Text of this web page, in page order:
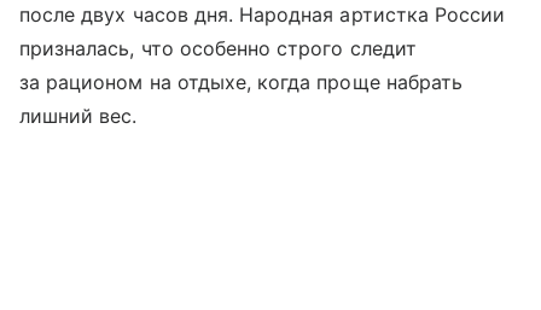
после двух часов дня. Народная артистка России
призналась, что особенно строго следит
за рационом на отдыхе, когда проще набрать
лишний вес.